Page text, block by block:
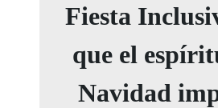
Fiesta
que el
Navidad